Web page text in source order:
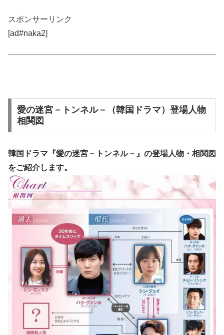
スポンサーリンク
[ad#naka2]
愛の迷宮－トンネル－（韓国ドラマ）登場人物
相関図
韓国ドラマ『愛の迷宮－トンネル－』の登場人物・相関図
をご紹介します。